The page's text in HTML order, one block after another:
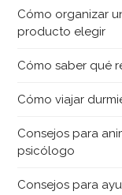
Cómo organizar
producto elegir
Cómo saber qué
Cómo viajar
Consejos para
psicólogo
Consejos para